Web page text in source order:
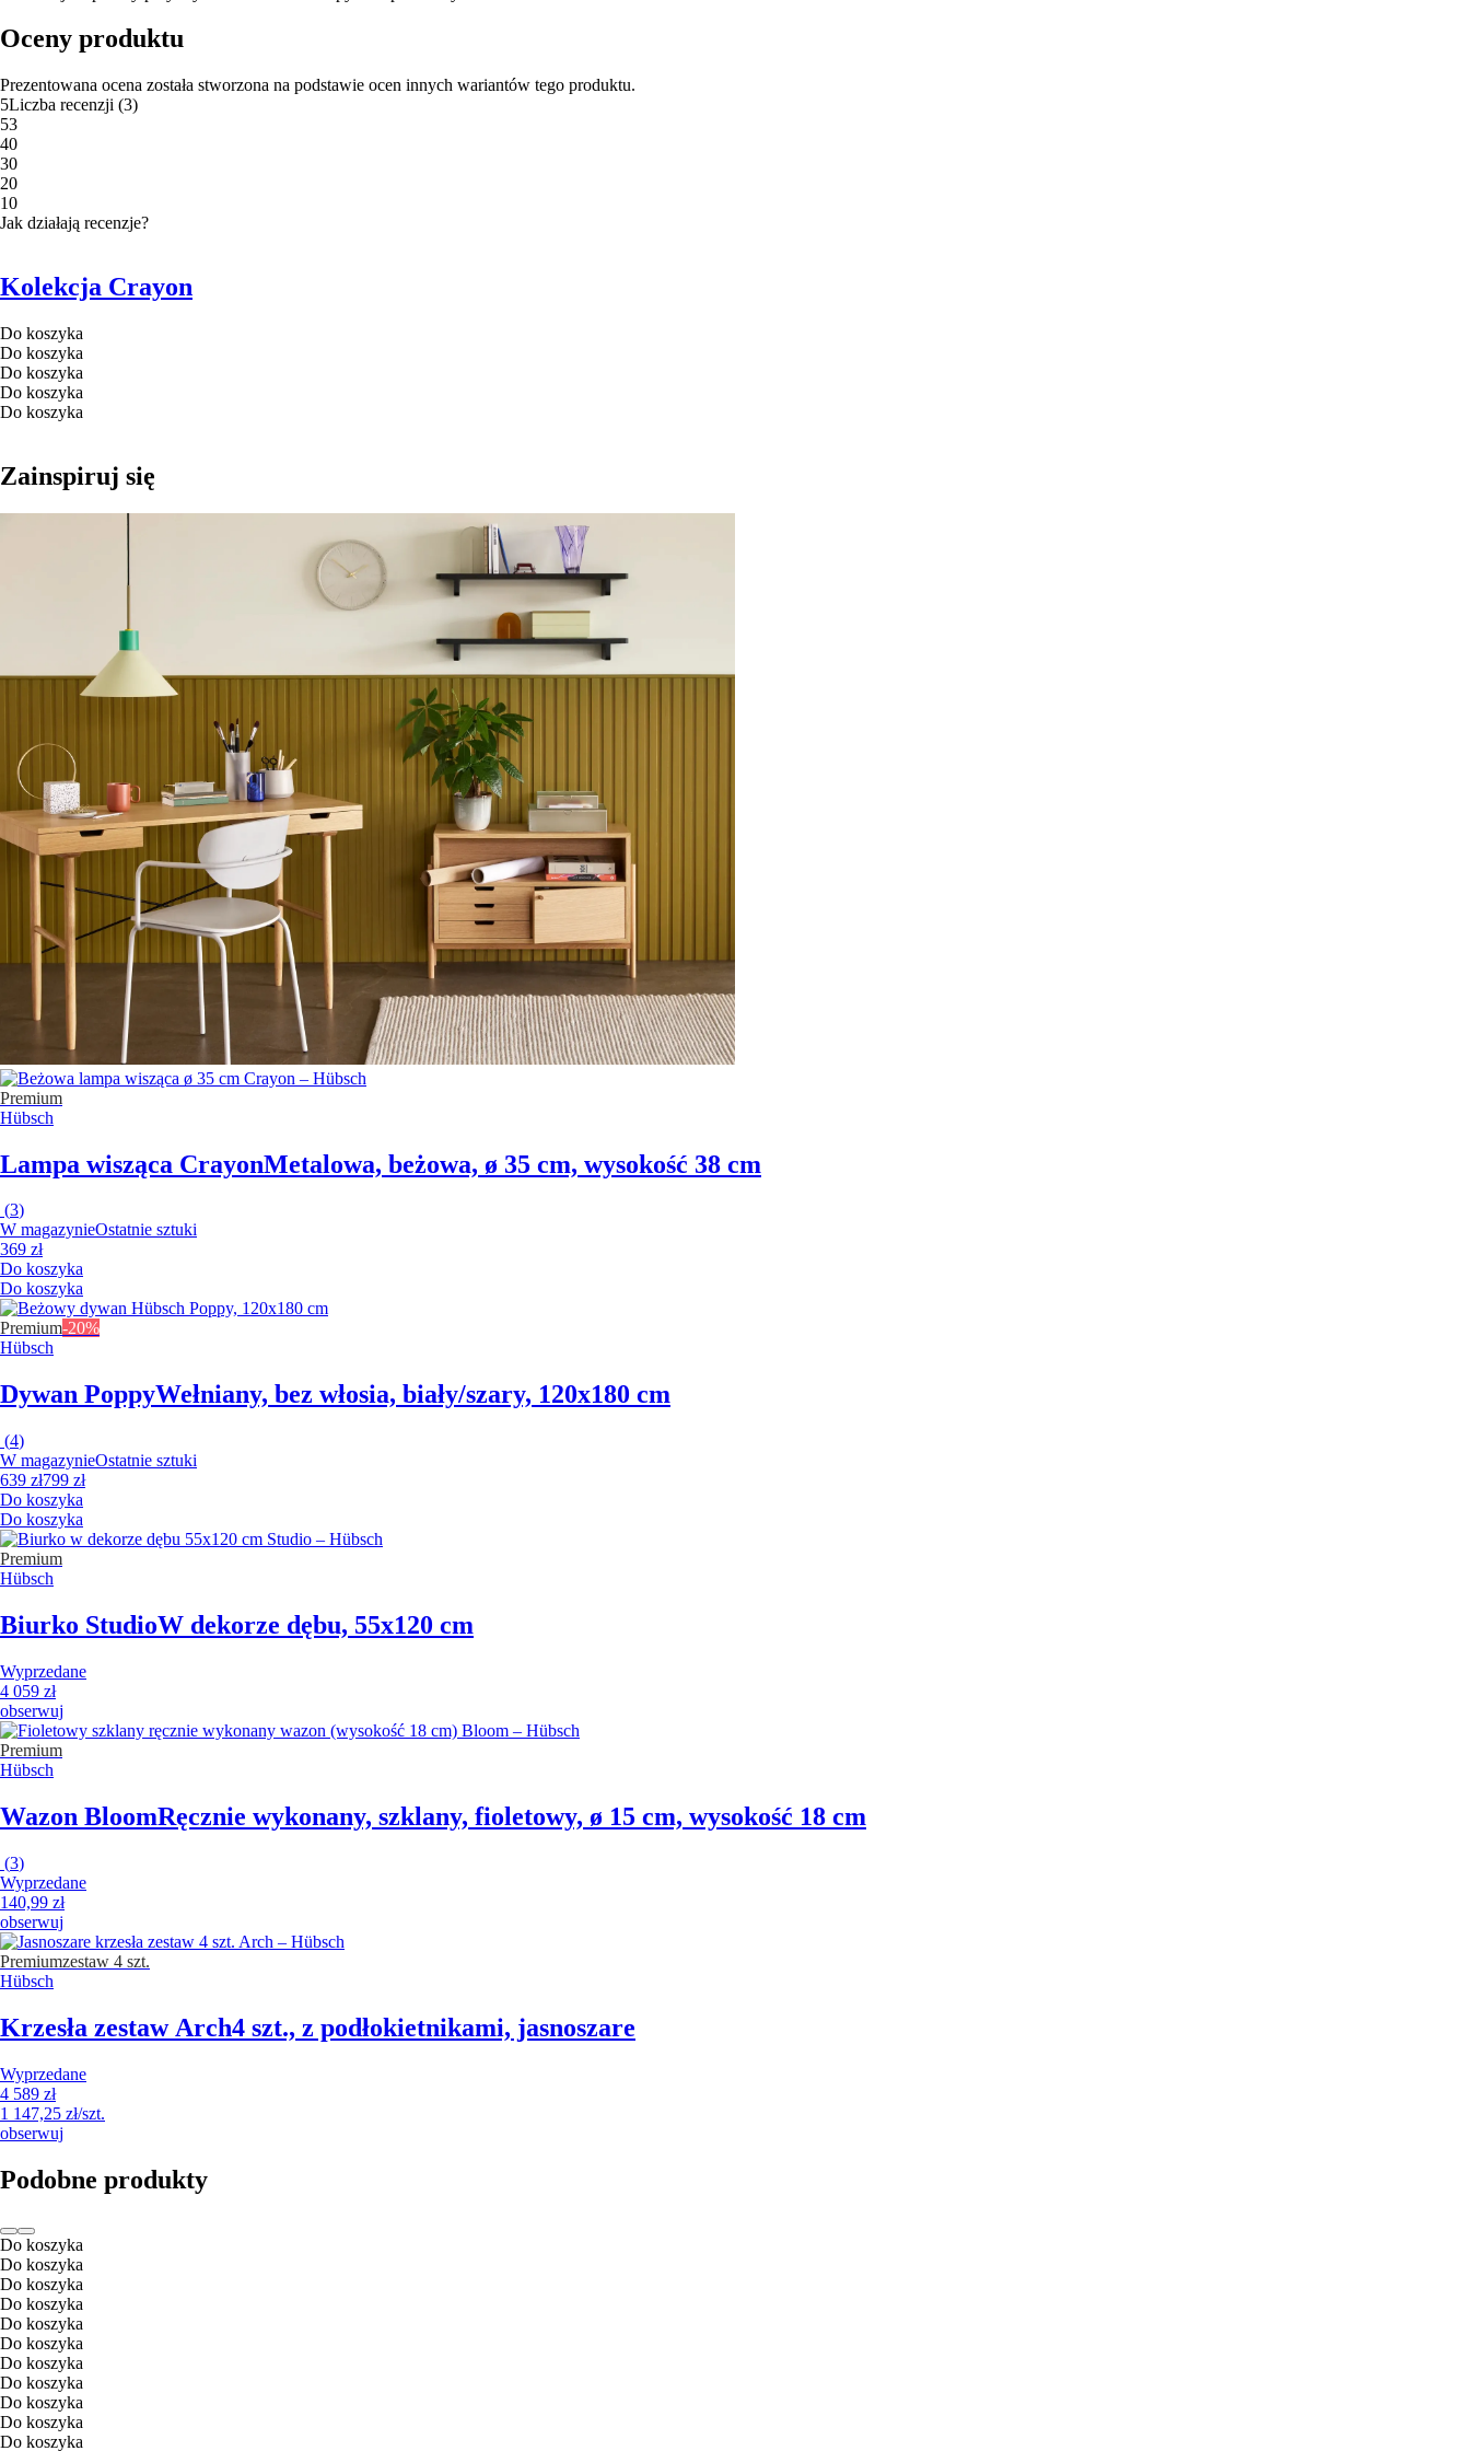
Oceny produktu
Prezentowana ocena została stworzona na podstawie ocen innych wariantów tego produktu.
5Liczba recenzji (3)
53
40
30
20
10
Jak działają recenzje?
Kolekcja Crayon
Do koszyka
Do koszyka
Do koszyka
Do koszyka
Do koszyka
Zainspiruj się
Premium
Hübsch
Lampa wisząca CrayonMetalowa, beżowa, ø 35 cm, wysokość 38 cm
(3)
W magazynieOstatnie sztuki
369 zł
Do koszyka
Do koszyka
Premium-20%
Hübsch
Dywan PoppyWełniany, bez włosia, biały/szary, 120x180 cm
(4)
W magazynieOstatnie sztuki
639 zł799 zł
Do koszyka
Do koszyka
Premium
Hübsch
Biurko StudioW dekorze dębu, 55x120 cm
Wyprzedane
4 059 zł
obserwuj
Premium
Hübsch
Wazon BloomRęcznie wykonany, szklany, fioletowy, ø 15 cm, wysokość 18 cm
(3)
Wyprzedane
140,99 zł
obserwuj
Premiumzestaw 4 szt.
Hübsch
Krzesła zestaw Arch4 szt., z podłokietnikami, jasnoszare
Wyprzedane
4 589 zł
1 147,25 zł/szt.
obserwuj
Podobne produkty
Do koszyka
Do koszyka
Do koszyka
Do koszyka
Do koszyka
Do koszyka
Do koszyka
Do koszyka
Do koszyka
Do koszyka
Do koszyka